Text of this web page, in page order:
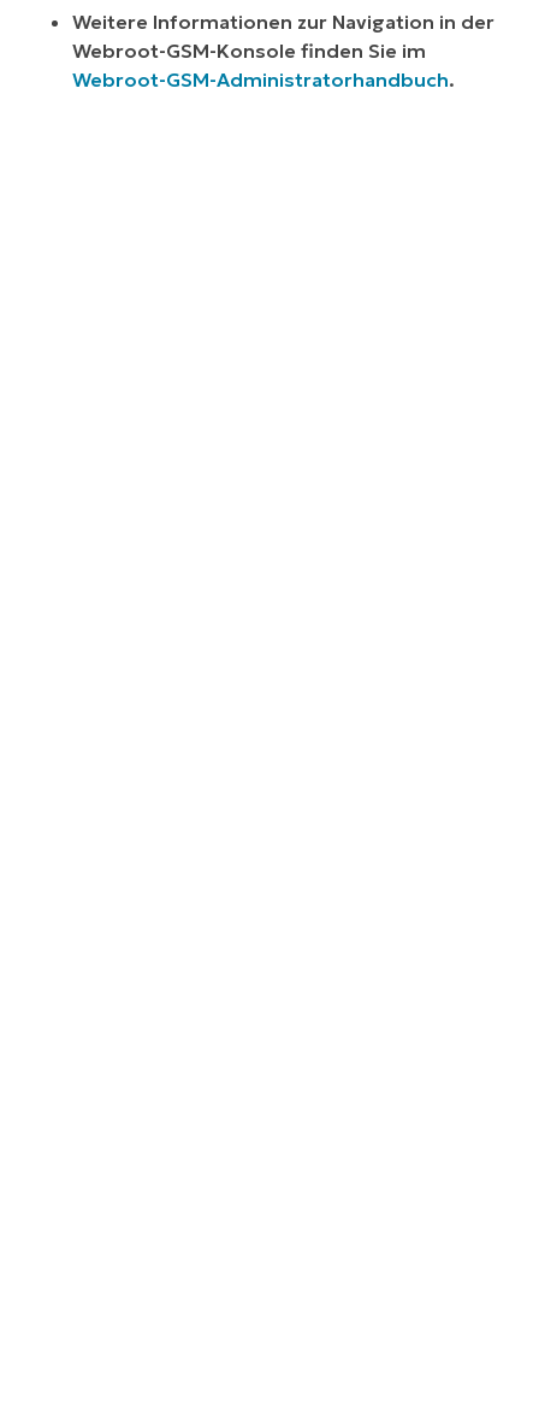
Weitere Informationen zur Navigation in der
Webroot-GSM-Konsole finden Sie im
Webroot-GSM-Administratorhandbuch.